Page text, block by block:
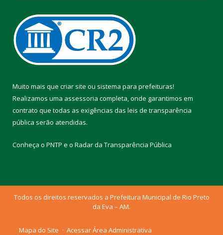
Muito mais que criar site ou sistema para prefeituras!
Realizamos uma assessoria completa, onde garantimos em
contrato que todas as exigências das leis de transparência
pública serão atendidas.
Conheça o PNTP e o Radar da Transparência Pública
Todos os direitos reservados a Prefeitura Municipal de Rio Preto
da Eva – AM.
Mapa do Site Acessar Área Administrativa